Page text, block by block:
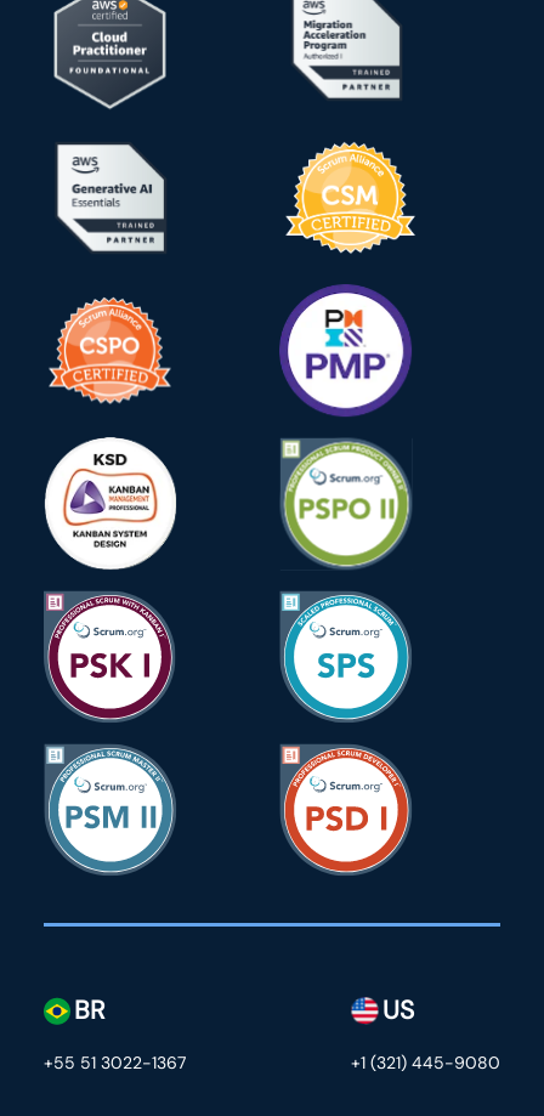
BR
+55 51 3022-1367
US
+1 (321) 445-9080